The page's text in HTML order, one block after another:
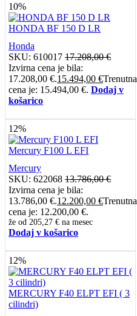
10%
HONDA BF 150 D LR
Honda
SKU: 610017 17.208,00€
Izvirna cena je bila:
17.208,00 €.15.494,00 €Trenutna
cena je: 15.494,00 €. Dodaj v
košarico
12%
Mercury F100 L EFI
Mercury
SKU: 622068 13.786,00€
Izvirna cena je bila:
13.786,00 €.12.200,00 €Trenutna
cena je: 12.200,00 €.
že od 205,27 € na mesec
Dodaj v košarico
12%
MERCURY F40 ELPT EFI ( 3
cilindri)